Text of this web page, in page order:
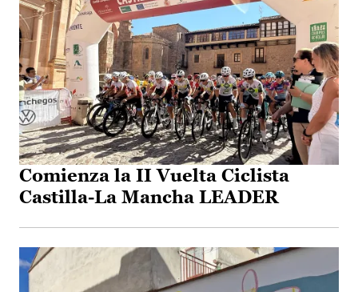
Comienza la II Vuelta Ciclista
Castilla-La Mancha LEADER